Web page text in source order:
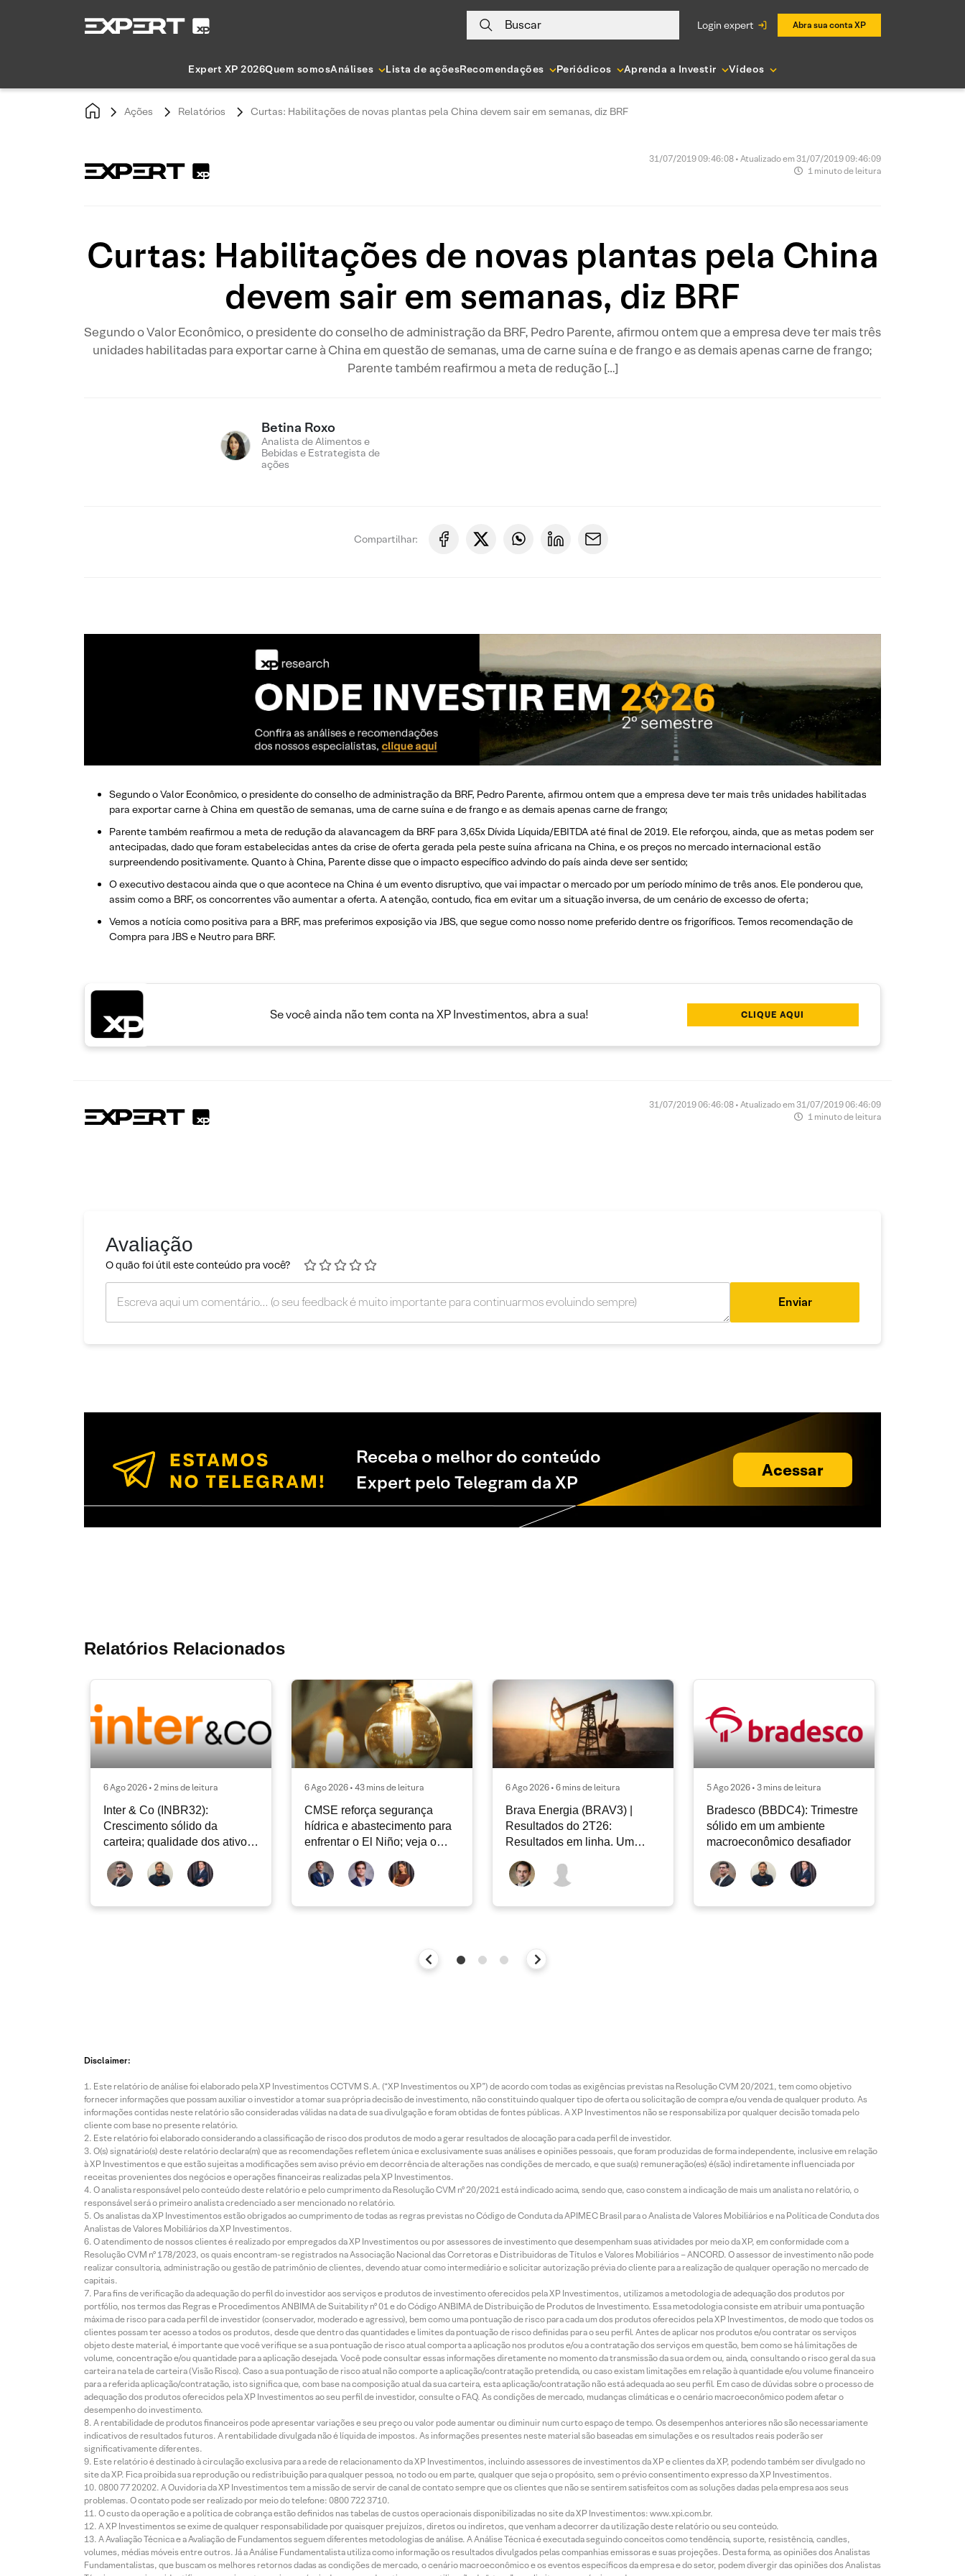
Buscar login expert Abra sua conta XP
Expert XP 2026Quem somosAnálises Lista de açõesRecomendações Periódicos Aprenda a Investir Vídeos
Ações Relatórios Curtas: Habilitações de novas plantas pela China devem sair em semanas, diz BRF
31/07/2019 09:46:08 • Atualizado em 31/07/2019 09:46:09
1 minuto de leitura
Curtas: Habilitações de novas plantas pela China
devem sair em semanas, diz BRF
Segundo o Valor Econômico, o presidente do conselho de administração da BRF, Pedro Parente, afirmou ontem que a empresa deve ter mais três
unidades habilitadas para exportar carne à China em questão de semanas, uma de carne suína e de frango e as demais apenas carne de frango;
Parente também reafirmou a meta de redução […]
Betina Roxo
Analista de Alimentos e
Bebidas e Estrategista de
ações
Compartilhar:
Segundo o Valor Econômico, o presidente do conselho de administração da BRF, Pedro Parente, afirmou ontem que a empresa deve ter mais três unidades habilitadas
para exportar carne à China em questão de semanas, uma de carne suína e de frango e as demais apenas carne de frango;
Parente também reafirmou a meta de redução da alavancagem da BRF para 3,65x Dívida Líquida/EBITDA até final de 2019. Ele reforçou, ainda, que as metas podem ser
antecipadas, dado que foram estabelecidas antes da crise de oferta gerada pela peste suína africana na China, e os preços no mercado internacional estão
surpreendendo positivamente. Quanto à China, Parente disse que o impacto específico advindo do país ainda deve ser sentido;
O executivo destacou ainda que o que acontece na China é um evento disruptivo, que vai impactar o mercado por um período mínimo de três anos. Ele ponderou que,
assim como a BRF, os concorrentes vão aumentar a oferta. A atenção, contudo, fica em evitar um a situação inversa, de um cenário de excesso de oferta;
Vemos a notícia como positiva para a BRF, mas preferimos exposição via JBS, que segue como nosso nome preferido dentre os frigoríficos. Temos recomendação de
Compra para JBS e Neutro para BRF.
Se você ainda não tem conta na XP Investimentos, abra a sua! CLIQUE AQUI
31/07/2019 06:46:08 • Atualizado em 31/07/2019 06:46:09
1 minuto de leitura
Avaliação
O quão foi útil este conteúdo pra você?
Enviar
Receba o melhor do conteúdo
Expert pelo Telegram da XP
Acessar
Relatórios Relacionados
6 Ago 2026 • 2 mins de leitura
Inter & Co (INBR32):
Crescimento sólido da
carteira; qualidade dos ativos
continua sendo o principal
debate
6 Ago 2026 • 43 mins de leitura
CMSE reforça segurança
hídrica e abastecimento para
enfrentar o El Niño; veja o
Radar Energia XP | Agosto
6 Ago 2026 • 6 mins de leitura
Brava Energia (BRAV3) |
Resultados do 2T26:
Resultados em linha. Um
novo capítulo à frente
5 Ago 2026 • 3 mins de leitura
Bradesco (BBDC4): Trimestre
sólido em um ambiente
macroeconômico desafiador
Disclaimer:
Este relatório de análise foi elaborado pela XP Investimentos CCTVM S.A. (“XP Investimentos ou XP”) de acordo com todas as exigências previstas na Resolução CVM 20/2021, tem como objetivo
fornecer informações que possam auxiliar o investidor a tomar sua própria decisão de investimento, não constituindo qualquer tipo de oferta ou solicitação de compra e/ou venda de qualquer produto. As
informações contidas neste relatório são consideradas válidas na data de sua divulgação e foram obtidas de fontes públicas. A XP Investimentos não se responsabiliza por qualquer decisão tomada pelo
cliente com base no presente relatório.
Este relatório foi elaborado considerando a classificação de risco dos produtos de modo a gerar resultados de alocação para cada perfil de investidor.
O(s) signatário(s) deste relatório declara(m) que as recomendações refletem única e exclusivamente suas análises e opiniões pessoais, que foram produzidas de forma independente, inclusive em relação
à XP Investimentos e que estão sujeitas a modificações sem aviso prévio em decorrência de alterações nas condições de mercado, e que sua(s) remuneração(es) é(são) indiretamente influenciada por
receitas provenientes dos negócios e operações financeiras realizadas pela XP Investimentos.
O analista responsável pelo conteúdo deste relatório e pelo cumprimento da Resolução CVM nº 20/2021 está indicado acima, sendo que, caso constem a indicação de mais um analista no relatório, o
responsável será o primeiro analista credenciado a ser mencionado no relatório.
Os analistas da XP Investimentos estão obrigados ao cumprimento de todas as regras previstas no Código de Conduta da APIMEC Brasil para o Analista de Valores Mobiliários e na Política de Conduta dos
Analistas de Valores Mobiliários da XP Investimentos.
O atendimento de nossos clientes é realizado por empregados da XP Investimentos ou por assessores de investimento que desempenham suas atividades por meio da XP, em conformidade com a
Resolução CVM nº 178/2023, os quais encontram-se registrados na Associação Nacional das Corretoras e Distribuidoras de Títulos e Valores Mobiliários – ANCORD. O assessor de investimento não pode
realizar consultoria, administração ou gestão de patrimônio de clientes, devendo atuar como intermediário e solicitar autorização prévia do cliente para a realização de qualquer operação no mercado de
capitais.
Para fins de verificação da adequação do perfil do investidor aos serviços e produtos de investimento oferecidos pela XP Investimentos, utilizamos a metodologia de adequação dos produtos por
portfólio, nos termos das Regras e Procedimentos ANBIMA de Suitability nº 01 e do Código ANBIMA de Distribuição de Produtos de Investimento. Essa metodologia consiste em atribuir uma pontuação
máxima de risco para cada perfil de investidor (conservador, moderado e agressivo), bem como uma pontuação de risco para cada um dos produtos oferecidos pela XP Investimentos, de modo que todos os
clientes possam ter acesso a todos os produtos, desde que dentro das quantidades e limites da pontuação de risco definidas para o seu perfil. Antes de aplicar nos produtos e/ou contratar os serviços
objeto deste material, é importante que você verifique se a sua pontuação de risco atual comporta a aplicação nos produtos e/ou a contratação dos serviços em questão, bem como se há limitações de
volume, concentração e/ou quantidade para a aplicação desejada. Você pode consultar essas informações diretamente no momento da transmissão da sua ordem ou, ainda, consultando o risco geral da sua
carteira na tela de carteira (Visão Risco). Caso a sua pontuação de risco atual não comporte a aplicação/contratação pretendida, ou caso existam limitações em relação à quantidade e/ou volume financeiro
para a referida aplicação/contratação, isto significa que, com base na composição atual da sua carteira, esta aplicação/contratação não está adequada ao seu perfil. Em caso de dúvidas sobre o processo de
adequação dos produtos oferecidos pela XP Investimentos ao seu perfil de investidor, consulte o FAQ. As condições de mercado, mudanças climáticas e o cenário macroeconômico podem afetar o
desempenho do investimento.
A rentabilidade de produtos financeiros pode apresentar variações e seu preço ou valor pode aumentar ou diminuir num curto espaço de tempo. Os desempenhos anteriores não são necessariamente
indicativos de resultados futuros. A rentabilidade divulgada não é líquida de impostos. As informações presentes neste material são baseadas em simulações e os resultados reais poderão ser
significativamente diferentes.
Este relatório é destinado à circulação exclusiva para a rede de relacionamento da XP Investimentos, incluindo assessores de investimentos da XP e clientes da XP, podendo também ser divulgado no
site da XP. Fica proibida sua reprodução ou redistribuição para qualquer pessoa, no todo ou em parte, qualquer que seja o propósito, sem o prévio consentimento expresso da XP Investimentos.
0800 77 20202. A Ouvidoria da XP Investimentos tem a missão de servir de canal de contato sempre que os clientes que não se sentirem satisfeitos com as soluções dadas pela empresa aos seus
problemas. O contato pode ser realizado por meio do telefone: 0800 722 3710.
O custo da operação e a política de cobrança estão definidos nas tabelas de custos operacionais disponibilizadas no site da XP Investimentos: www.xpi.com.br.
A XP Investimentos se exime de qualquer responsabilidade por quaisquer prejuízos, diretos ou indiretos, que venham a decorrer da utilização deste relatório ou seu conteúdo.
A Avaliação Técnica e a Avaliação de Fundamentos seguem diferentes metodologias de análise. A Análise Técnica é executada seguindo conceitos como tendência, suporte, resistência, candles,
volumes, médias móveis entre outros. Já a Análise Fundamentalista utiliza como informação os resultados divulgados pelas companhias emissoras e suas projeções. Desta forma, as opiniões dos Analistas
Fundamentalistas, que buscam os melhores retornos dadas as condições de mercado, o cenário macroeconômico e os eventos específicos da empresa e do setor, podem divergir das opiniões dos Analistas